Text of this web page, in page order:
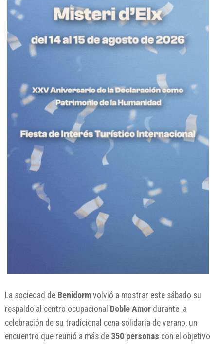
La sociedad de Benidorm volvió a mostrar este sábado su
respaldo al centro ocupacional Doble Amor durante la
celebración de su tradicional cena solidaria de verano, un
encuentro que reunió a más de 350 personas con el objetivo